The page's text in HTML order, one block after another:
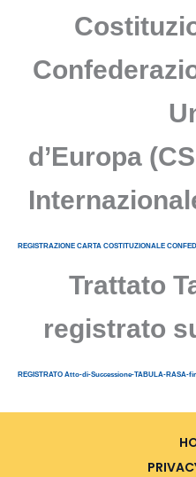
d’Europa
REGISTRAZIONE CARTA COSTITUZIONALE
Trattato
registrato
REGISTRATO Atto-di-Successione-TABULA-RASA-